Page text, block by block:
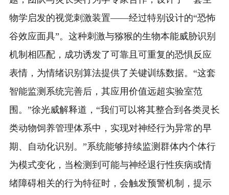
物学启发的视觉刺激装置——经过特别设计的“恐怖
谷效应面具”。这种刺激与猕猴的生物本能威胁识别
机制相匹配，成功诱发了可靠且可重复的恐惧反应
表情，为情绪识别算法提供了关键训练数据。“这套
智能监测系统完善后，其应用价值远超实验室范
围。”徐光威解释道，“我们可以将其整合到各类灵长
类动物饲养管理体系中，实现对神经行为异常的早
期、自动化识别。”系统能够持续监测群体内个体行
为模式变化，当检测到可能与神经退行性疾病或情
绪障碍相关的行为特征时，会触发预警机制，提示